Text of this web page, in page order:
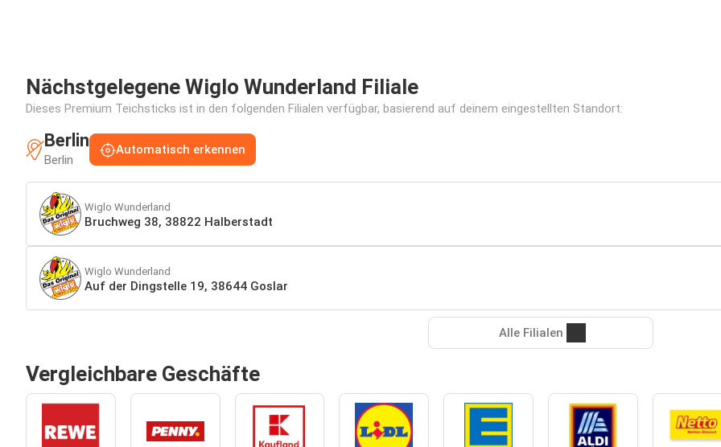
Nächstgelegene Wiglo Wunderland Filiale
Dieses Premium Teichsticks ist in den folgenden Filialen verfügbar, basierend auf deinem eingestellten Standort:
Berlin
Berlin
Automatisch erkennen
Wiglo Wunderland
Bruchweg 38, 38822 Halberstadt
Wiglo Wunderland
Auf der Dingstelle 19, 38644 Goslar
Alle Filialen
Vergleichbare Geschäfte